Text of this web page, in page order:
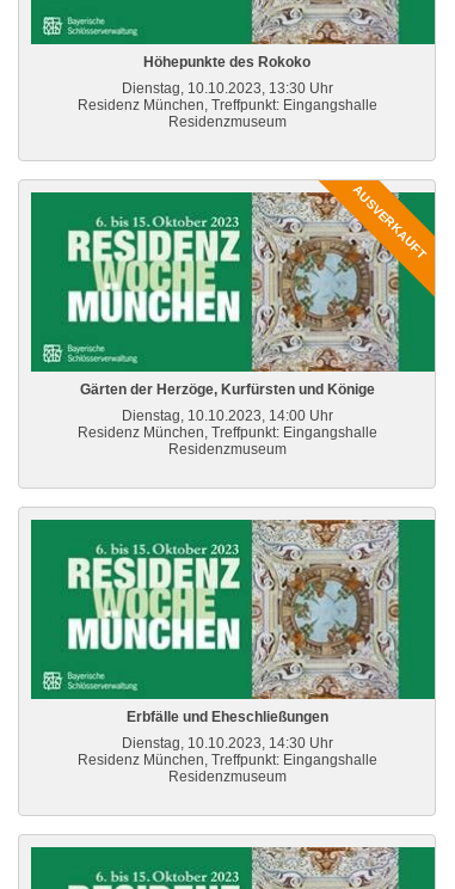
Höhepunkte des Rokoko
Dienstag, 10.10.2023, 13:30 Uhr
Residenz München, Treffpunkt: Eingangshalle
Residenzmuseum
AUSVERKAUFT
Gärten der Herzöge, Kurfürsten und Könige
Dienstag, 10.10.2023, 14:00 Uhr
Residenz München, Treffpunkt: Eingangshalle
Residenzmuseum
Erbfälle und Eheschließungen
Dienstag, 10.10.2023, 14:30 Uhr
Residenz München, Treffpunkt: Eingangshalle
Residenzmuseum